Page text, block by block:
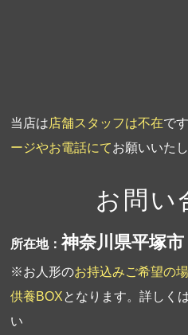
当店は店舗スタッフは不在で
ージやお電話にてお願いいたし
お問い
所在地：神奈川県平塚市
※お人形のお持込みご希望の
供養BOXとなります。詳しく
い